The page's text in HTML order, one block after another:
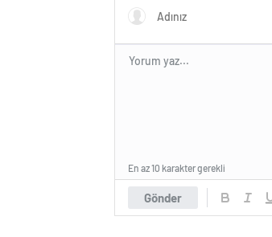
Gönder
En az 10 karakter gerekli